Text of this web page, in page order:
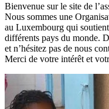
Bienvenue sur le site de
Nous sommes une
au Luxembourg qui
différents pays du monde.
et n’hésitez pas de nous
Merci de votre intérêt et